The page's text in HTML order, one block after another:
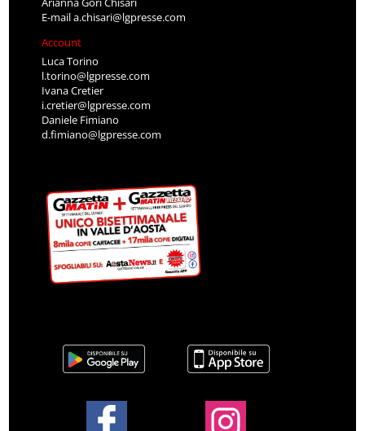
E-maila.chisari@lgpresse.com
Account
Luca Torino
l.torino@lgpresse.com
Ivana Cretier
i.cretier@lgpresse.com
Daniele Fimiano
d.fimiano@lgpresse.com